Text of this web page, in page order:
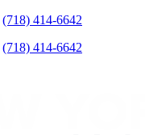
(718) 414-6642
(718) 414-6642